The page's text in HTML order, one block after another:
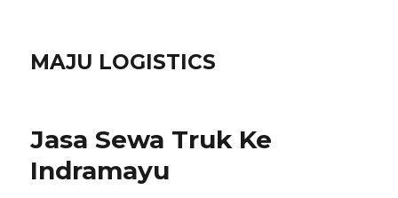
MAJU LOGISTICS
Jasa Sewa Truk Ke
Indramayu